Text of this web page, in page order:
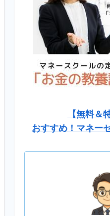
【無料＆
おすすめ！マネー